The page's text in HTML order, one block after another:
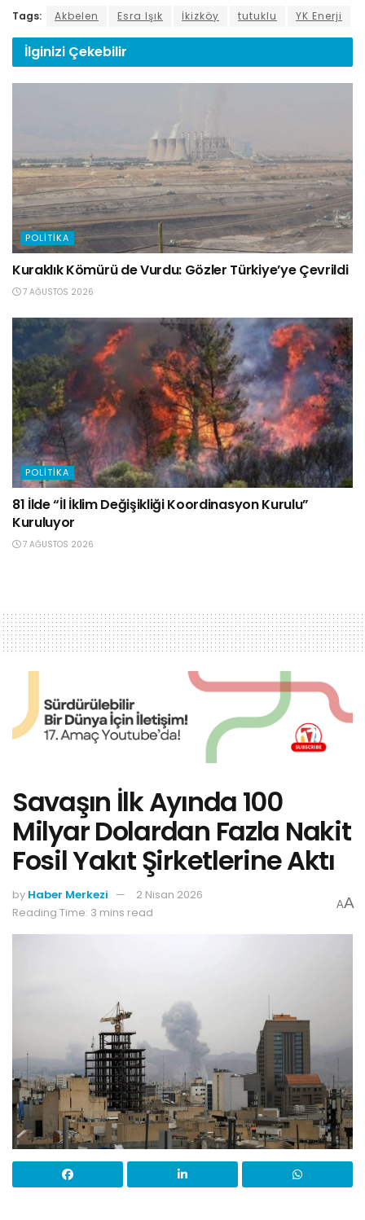
Tags: Akbelen Esra Işık İkizköy tutuklu YK Enerji
İlginizi Çekebilir
POLITIKA
Kuraklık Kömürü de Vurdu: Gözler Türkiye’ye Çevrildi
7 AĞUSTOS 2026
POLITIKA
81 İlde “İl İklim Değişikliği Koordinasyon Kurulu”
Kuruluyor
7 AĞUSTOS 2026
Savaşın İlk Ayında 100
Milyar Dolardan Fazla Nakit
Fosil Yakıt Şirketlerine Aktı
by Haber Merkezi
2 Nisan 2026
Reading Time: 3 mins read
AA